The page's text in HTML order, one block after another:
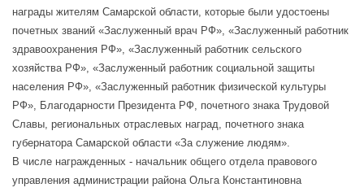
награды жителям Самарской области, которые были удостоены
почетных званий «Заслуженный врач РФ», «Заслуженный работник
здравоохранения РФ», «Заслуженный работник сельского
хозяйства РФ», «Заслуженный работник социальной защиты
населения РФ», «Заслуженный работник физической культуры
РФ», Благодарности Президента РФ, почетного знака Трудовой
Славы, региональных отраслевых наград, почетного знака
губернатора Самарской области «За служение людям».
В числе награжденных - начальник общего отдела правового
управления администрации района Ольга Константиновна